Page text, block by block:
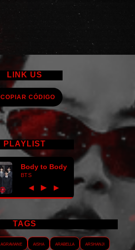
LINK US
COPIAR CÓDIGO
PLAYLIST
Body to Body
BTS
◀ ► ▶
TAGS
Agraviane Aisha Arabella Arshanji